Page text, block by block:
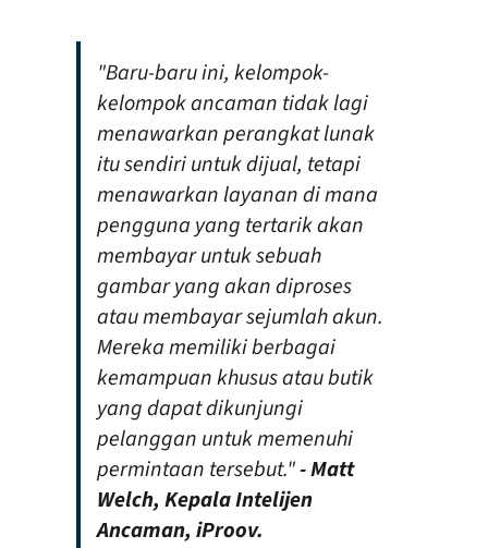
"Baru-baru ini, kelompok-
kelompok ancaman tidak lagi
menawarkan perangkat lunak
itu sendiri untuk dijual, tetapi
menawarkan layanan di mana
pengguna yang tertarik akan
membayar untuk sebuah
gambar yang akan diproses
atau membayar sejumlah akun.
Mereka memiliki berbagai
kemampuan khusus atau butik
yang dapat dikunjungi
pelanggan untuk memenuhi
permintaan tersebut."-Matt
Welch, Kepala Intelijen
Ancaman, iProov.